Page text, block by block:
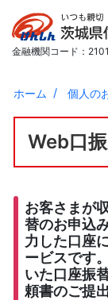
金融機関コード：2101
ホーム 個人の
Web口
お客さまが
替のお申込
力した口座
ービスです
いた口座振
頼書のご提